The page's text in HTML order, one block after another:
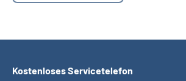
Kostenloses Servicetelefon